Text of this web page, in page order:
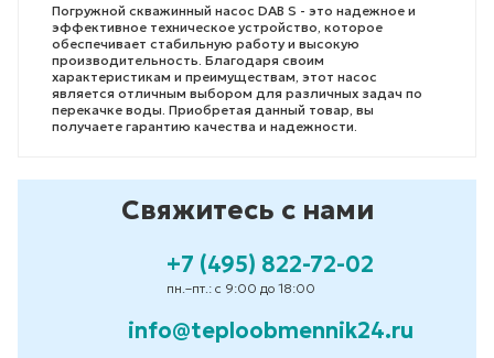
Погружной скважинный насос DAB S - это надежное и
эффективное техническое устройство, которое
обеспечивает стабильную работу и высокую
производительность. Благодаря своим
характеристикам и преимуществам, этот насос
является отличным выбором для различных задач по
перекачке воды. Приобретая данный товар, вы
получаете гарантию качества и надежности.
Свяжитесь с нами
+7 (495) 822-72-02
пн.–пт.: с 9:00 до 18:00
info@teploobmennik24.ru